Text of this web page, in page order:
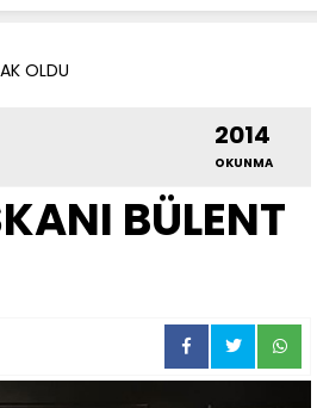
OLDU
2014
OKUNMA
BÜLENT